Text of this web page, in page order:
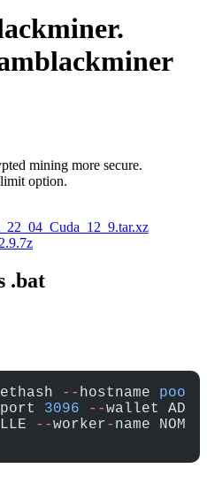
mining more secure.
option.
.bat
-- hostname poo
port 3096 --wallet AD
--worker- name NOM